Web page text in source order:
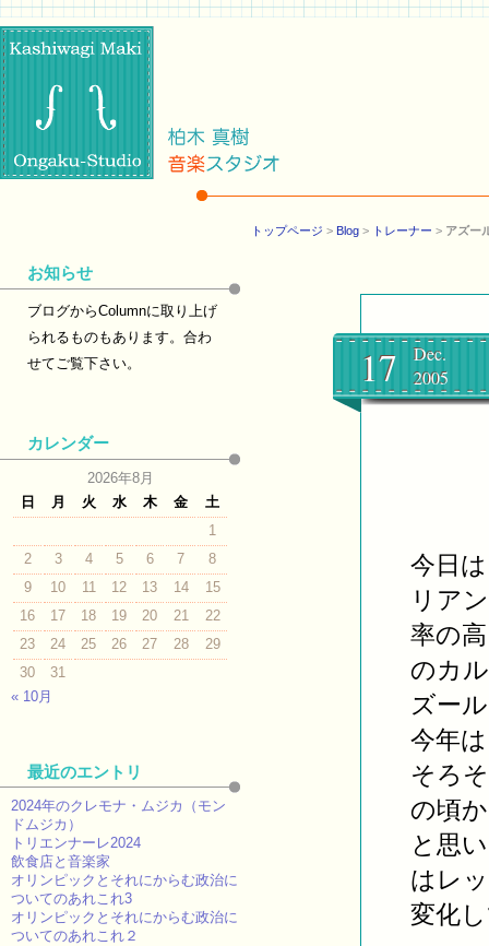
トップページ > Blog > トレーナー > アズー
17
Dec.
2005
今日
リア
率の
のカ
ズー
今年
そろ
の頃
と思
はレ
変化
お知らせ
ブログからColumnに取り上げ
られるものもあります。合わ
せてご覧下さい。
カレンダー
2026年8月
日
月 火 水 木 金
土
1
2
3 4 5 6 7
8
9
10 11 12 13 14
15
16
17 18 19 20 21
22
23
24 25 26 27 28
29
30
31
« 10月
最近のエントリ
2024年のクレモナ・ムジカ（モン
ドムジカ）
トリエンナーレ2024
飲食店と音楽家
オリンピックとそれにからむ政治に
ついてのあれこれ3
オリンピックとそれにからむ政治に
ついてのあれこれ２